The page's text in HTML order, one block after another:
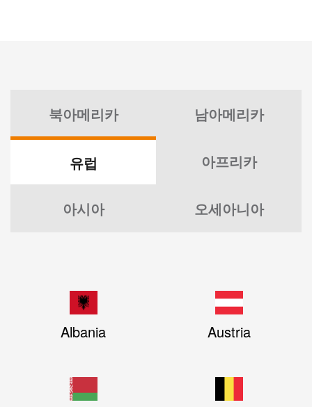
북아메리카 남아메리카
유럽 아프리카
아시아 오세아니아
Albania Austria